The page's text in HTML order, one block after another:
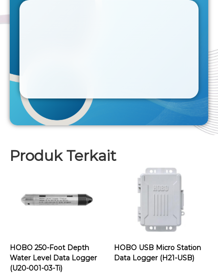
Produk Terkait
HOBO 250-Foot Depth
Water Level Data Logger
(U20-001-03-Ti)
HOBO USB Micro Station
Data Logger (H21-USB)